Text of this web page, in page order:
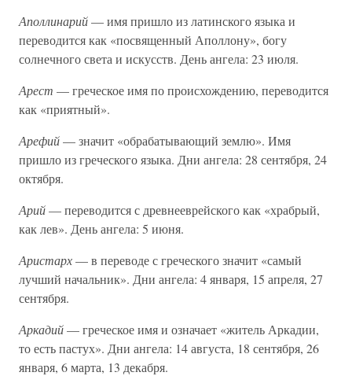
Аполлинарий— имя пришло из латинского языка и
переводится как «посвященный Аполлону», богу
солнечного света и искусств. День ангела: 23 июля.
Арест — греческое имя по происхождению, переводится
как «приятный».
Арефий— значит «обрабатывающий землю». Имя
пришло из греческого языка. Дни ангела: 28 сентября, 24
октября.
Арий— переводится с древнееврейского как «храбрый,
как лев». День ангела: 5 июня.
Аристарх— в переводе с греческого значит «самый
лучший начальник». Дни ангела: 4 января, 15 апреля, 27
сентября.
Аркадий— греческое имя и означает «житель Аркадии,
то есть пастух». Дни ангела: 14 августа, 18 сентября, 26
января, 6 марта, 13 декабря.